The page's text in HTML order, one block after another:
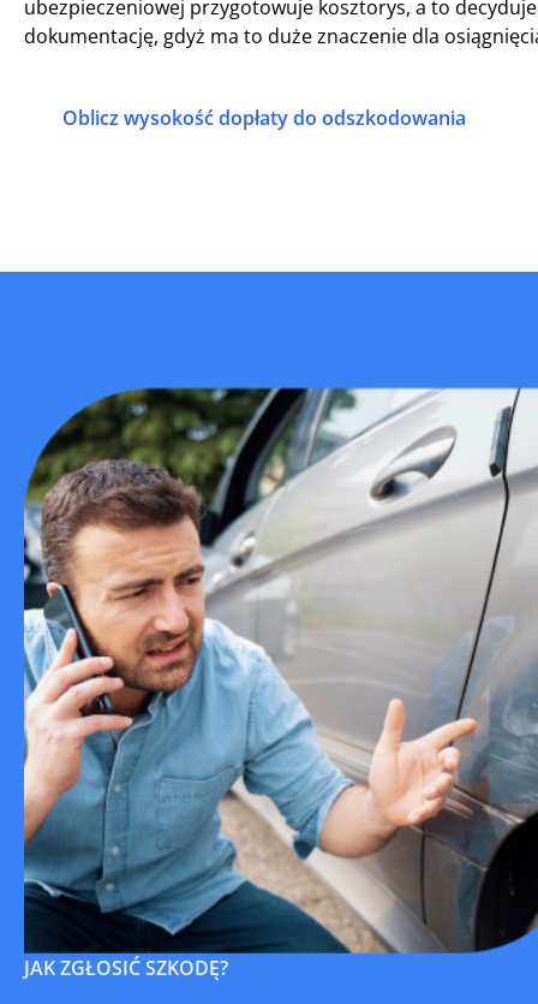
ubezpieczeniowej przygotowuje kosztorys, a to
dokumentację, gdyż ma to duże znaczenie dla
Oblicz wysokość dopłaty do odszkodowania
JAK ZGŁOSIĆ SZKODĘ?